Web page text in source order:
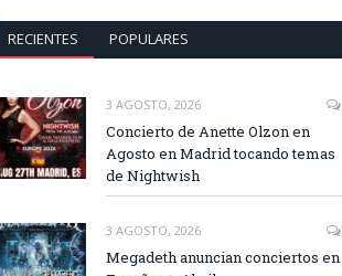
RECIENTES POPULARES
3 AGOSTO, 2026
Concierto de Anette Olzon en
Agosto en Madrid tocando temas
de Nightwish
3 AGOSTO, 2026
Megadeth anuncian conciertos en